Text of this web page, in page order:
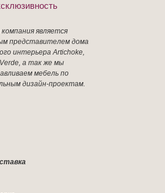
является
представителем дома
интерьера Artichoke,
а так же мы
мебель по
дизайн-проектам.